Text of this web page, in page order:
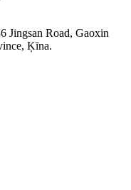
Jingsan Road, Gaoxin
Ķīna.